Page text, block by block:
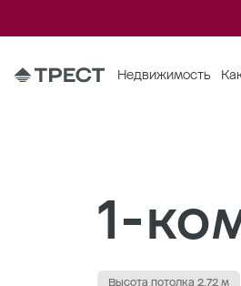
Недвижимость
1-
Высота потолка 2,72 м